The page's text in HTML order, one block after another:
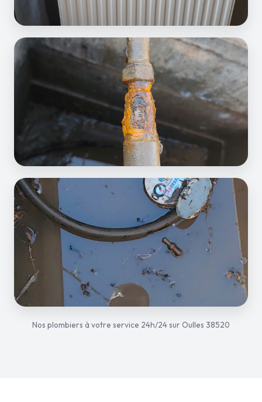
Nos plombiers à votre service 24h/24 sur Oulles 38520